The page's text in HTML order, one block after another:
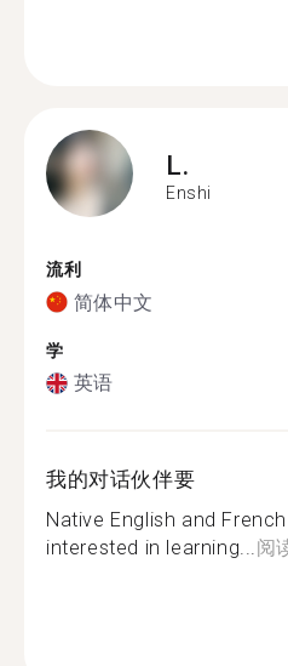
L.
Enshi
流利
简体中文
学
英语
我的对话伙伴要
Native English and
interested in learning...阅